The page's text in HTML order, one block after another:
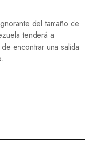
del tamaño de
tenderá a
encontrar una salida